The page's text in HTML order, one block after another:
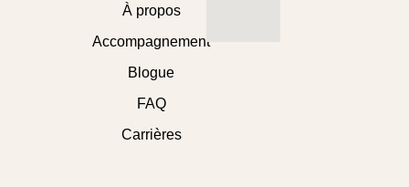
À propos
Accompagnement
Blogue
FAQ
Carrières